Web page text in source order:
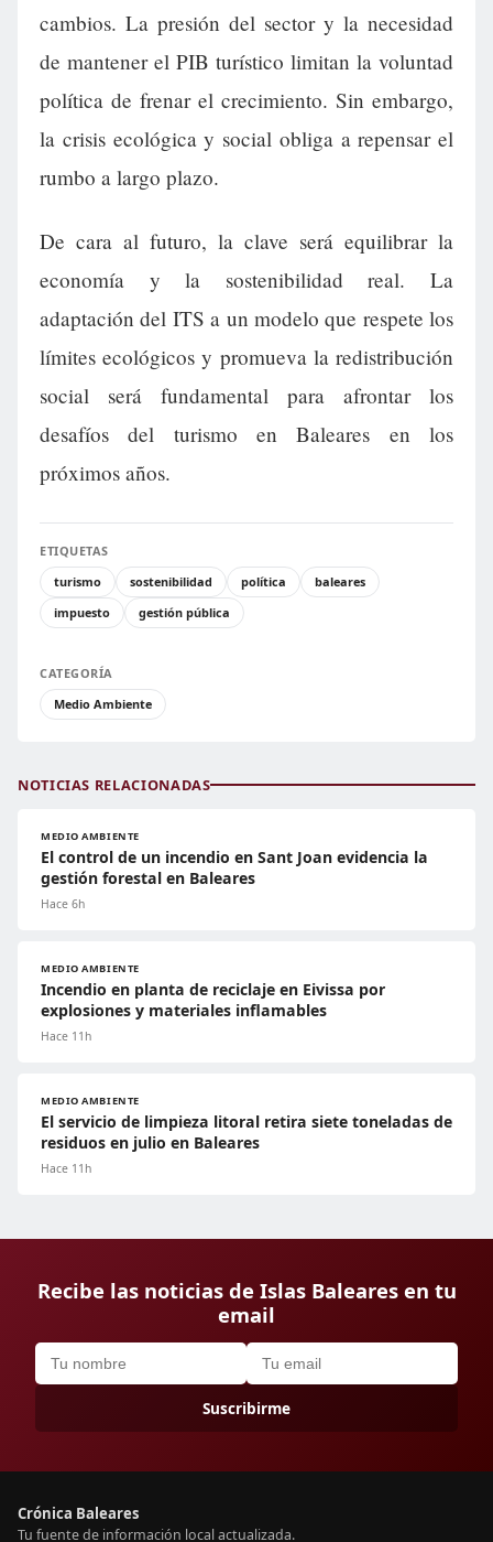
cambios. La presión del sector y la necesidad
de mantener el PIB turístico limitan la voluntad
política de frenar el crecimiento. Sin embargo,
la crisis ecológica y social obliga a repensar el
rumbo a largo plazo.
De cara al futuro, la clave será equilibrar la
economía y la sostenibilidad real. La
adaptación del ITS a un modelo que respete los
límites ecológicos y promueva la redistribución
social será fundamental para afrontar los
desafíos del turismo en Baleares en los
próximos años.
ETIQUETAS
turismo
sostenibilidad política
baleares
impuesto
gestión pública
CATEGORÍA
Medio Ambiente
NOTICIAS RELACIONADAS
MEDIO AMBIENTE
El control de un incendio en Sant Joan evidencia la
gestión forestal en Baleares
Hace 6h
MEDIO AMBIENTE
Incendio en planta de reciclaje en Eivissa por
explosiones y materiales inflamables
Hace 11h
MEDIO AMBIENTE
El servicio de limpieza litoral retira siete toneladas de
residuos en julio en Baleares
Hace 11h
Recibe las noticias de Islas Baleares en tu
email
Suscribirme
Crónica Baleares
Tu fuente de información local actualizada.